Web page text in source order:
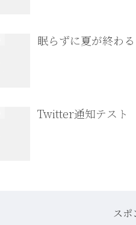
眠らずに夏が終わる
Twitter通知テスト
スポ